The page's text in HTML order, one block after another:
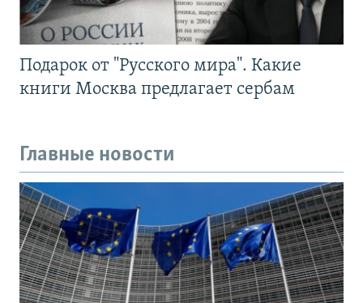
Подарок от "Русского мира". Какие
книги Москва предлагает сербам
Главные новости